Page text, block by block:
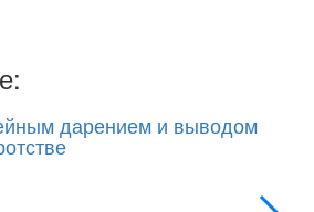
дарением и выводом